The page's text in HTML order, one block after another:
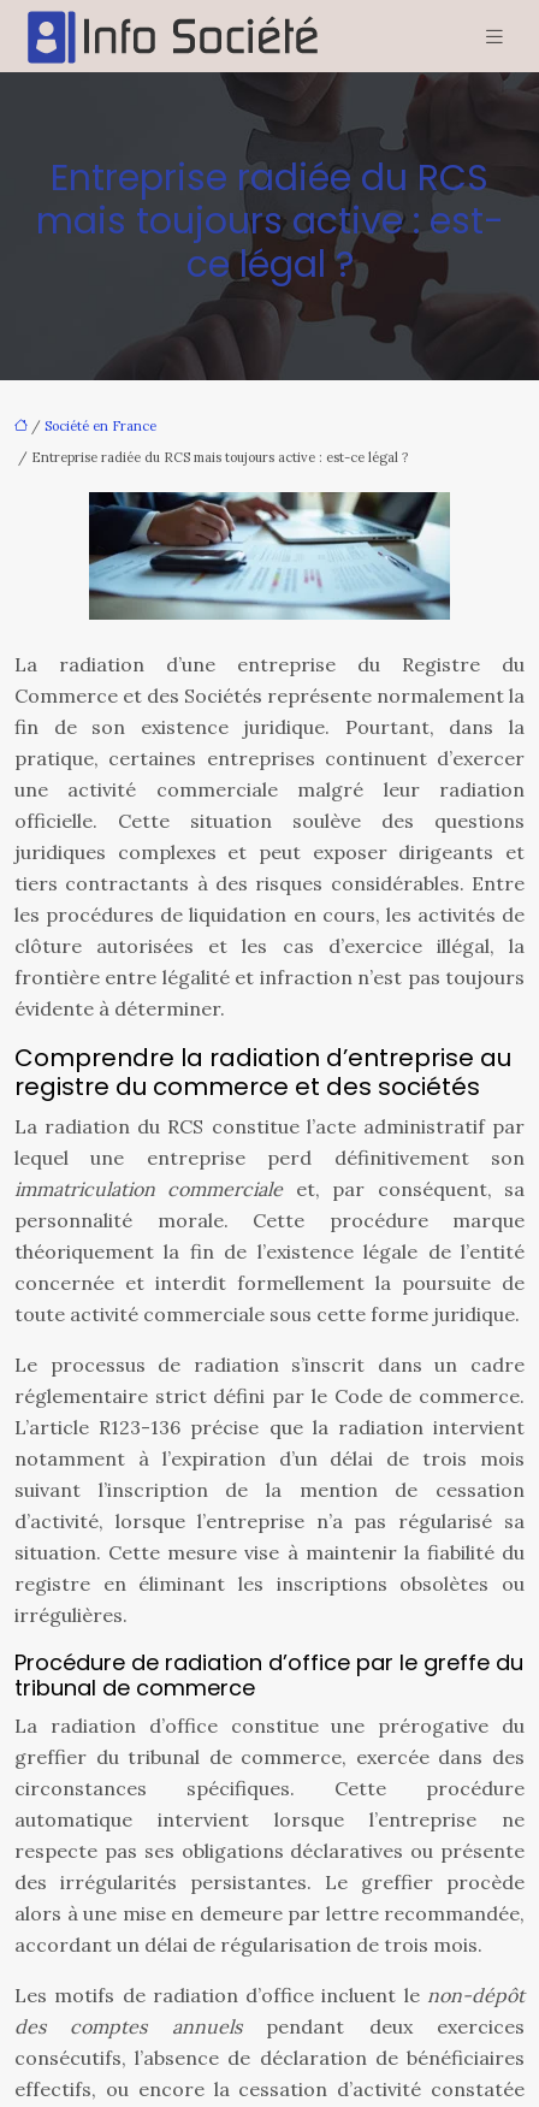
Entreprise radiée du RCS
mais toujours active : est-
ce légal ?
/ Société en France
/ Entreprise radiée du RCS mais toujours active : est-ce légal ?
La radiation d’une entreprise du Registre du
Commerce et des Sociétés représente normalement la
fin de son existence juridique. Pourtant, dans la
pratique, certaines entreprises continuent d’exercer
une activité commerciale malgré leur radiation
officielle. Cette situation soulève des questions
juridiques complexes et peut exposer dirigeants et
tiers contractants à des risques considérables. Entre
les procédures de liquidation en cours, les activités de
clôture autorisées et les cas d’exercice illégal, la
frontière entre légalité et infraction n’est pas toujours
évidente à déterminer.
Comprendre la radiation d’entreprise au
registre du commerce et des sociétés
La radiation du RCS constitue l’acte administratif par
lequel une entreprise perd définitivement son
immatriculation commerciale et, par conséquent, sa
personnalité morale. Cette procédure marque
théoriquement la fin de l’existence légale de l’entité
concernée et interdit formellement la poursuite de
toute activité commerciale sous cette forme juridique.
Le processus de radiation s’inscrit dans un cadre
réglementaire strict défini par le Code de commerce.
L’article R123-136 précise que la radiation intervient
notamment à l’expiration d’un délai de trois mois
suivant l’inscription de la mention de cessation
d’activité, lorsque l’entreprise n’a pas régularisé sa
situation. Cette mesure vise à maintenir la fiabilité du
registre en éliminant les inscriptions obsolètes ou
irrégulières.
Procédure de radiation d’office par le greffe du
tribunal de commerce
La radiation d’office constitue une prérogative du
greffier du tribunal de commerce, exercée dans des
circonstances spécifiques. Cette procédure
automatique intervient lorsque l’entreprise ne
respecte pas ses obligations déclaratives ou présente
des irrégularités persistantes. Le greffier procède
alors à une mise en demeure par lettre recommandée,
accordant un délai de régularisation de trois mois.
Les motifs de radiation d’office incluent le non-dépôt
des comptes annuels pendant deux exercices
consécutifs, l’absence de déclaration de bénéficiaires
effectifs, ou encore la cessation d’activité constatée